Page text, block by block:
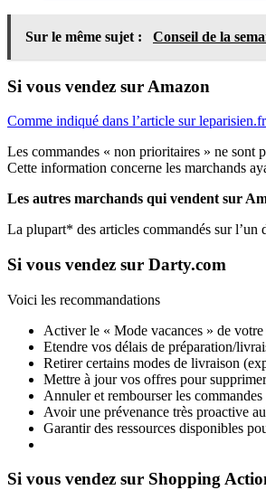
Sur le même sujet : Conseil de la
Si vous vendez sur Amazon
Comme indiqué dans l’article sur leparisien.fr
Les commandes « non prioritaires » ne sont
Cette information concerne les marchands
Les autres marchands qui vendent sur
La plupart* des articles commandés sur l’un
Si vous vendez sur Darty.com
Voici les recommandations
Activer le « Mode vacances » de
Etendre vos délais de préparation/
Retirer certains modes de livraison
Mettre à jour vos offres pour
Annuler et rembourser les
Avoir une prévenance très proactive
Garantir des ressources disponibles
Si vous vendez sur Shopping